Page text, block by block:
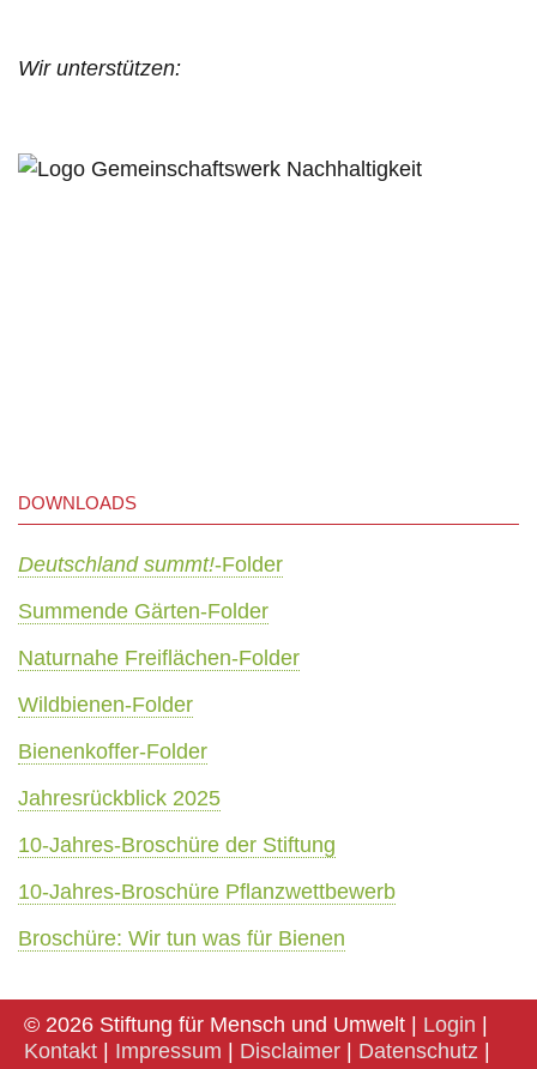
Wir unterstützen:
DOWNLOADS
Deutschland summt!-Folder
Summende Gärten-Folder
Naturnahe Freiflächen-Folder
Wildbienen-Folder
Bienenkoffer-Folder
Jahresrückblick 2025
10-Jahres-Broschüre der Stiftung
10-Jahres-Broschüre Pflanzwettbewerb
Broschüre: Wir tun was für Bienen
© 2026 Stiftung für Mensch und Umwelt | Login |
Kontakt | Impressum | Disclaimer | Datenschutz |